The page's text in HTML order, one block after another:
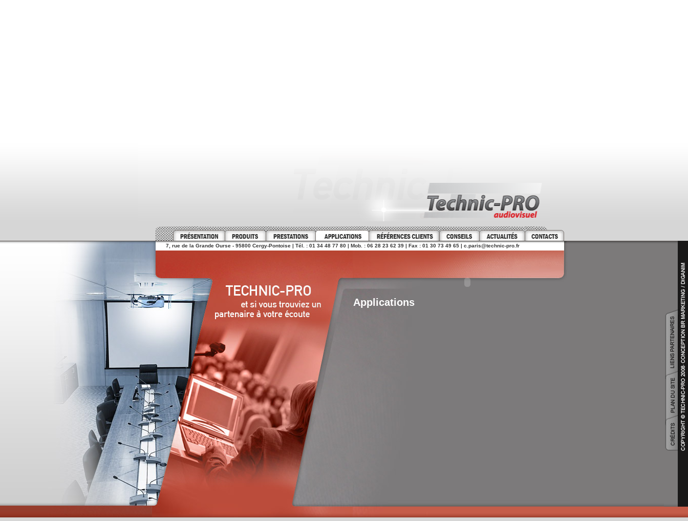
7, rue de la Grande Ourse - 95800 Cergy-Pontoise | Tél. : 01 34 48 77 80 | Mob. : 06 28 23 62 39 | Fax : 01 30 73 49 65 | c.paris@technic-pro.fr
Applications